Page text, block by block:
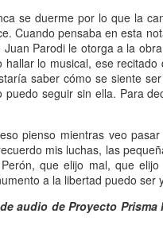
se duerme por lo que la
Cuando pensaba en esta
Parodi le otorga a la
lo musical, ese recitado
saber cómo se siente
seguir sin ella. Para
pienso mientras veo
mis luchas, las
que elijo mal, que
a la libertad puedo ser
audio de Proyecto Prisma
leyó hace tiempo.
el cuarto.
el pequeño sillón
lee. Algunas tardes